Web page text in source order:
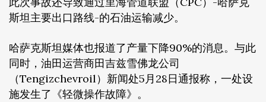
斯坦主要出口路线-的石油运输减少。
哈萨克斯坦媒体也报道了产量下降90%的消息。与此
同时，油田运营商田吉兹雪佛龙公司
（Tengizchevroil）新闻处5月28日通报称，一处设
施发生了《轻微操作故障》。